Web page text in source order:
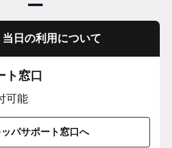
当日の利用について
ト窓口
可能
パサポート窓口へ